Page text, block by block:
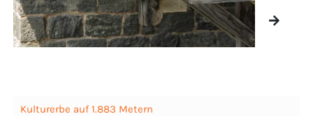
Kulturerbe auf 1.883 Metern